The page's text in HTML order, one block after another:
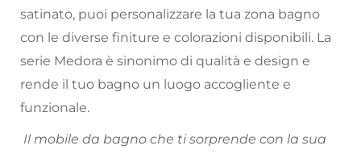
satinato, puoi personalizzare la tua zona bagno
con le diverse finiture e colorazioni disponibili. La
serie Medora è sinonimo di qualità e design e
rende il tuo bagno un luogo accogliente e
funzionale.
Il mobile da bagno che ti sorprende con la sua